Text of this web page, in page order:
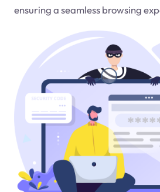
ensuring a seamless browsing